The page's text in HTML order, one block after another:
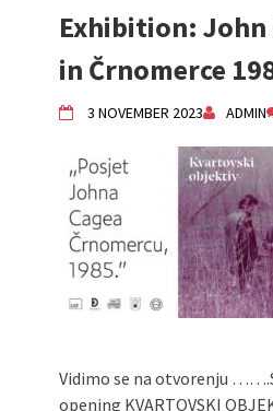
Exhibition: John
in Črnomerce
3 NOVEMBER 2023 ADMIN
Vidimo se na otvorenju
opening KVARTOVSKI